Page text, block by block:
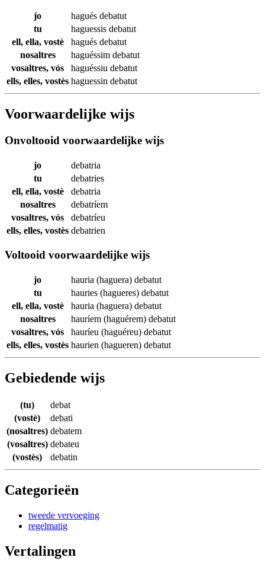
jo hagués debatut
tu
haguessis debatut
ell, ella, vostè
hagués debatut
nosaltres
haguéssim debatut
vosaltres, vós
haguéssiu debatut
ells, elles, vostès haguessin debatut
Voorwaardelijke wijs
Onvoltooid voorwaardelijke wijs
jo
debatria
tu
debatries
ell, ella, vostè
debatria
nosaltres
debatríem
vosaltres, vós
debatríeu
ells, elles, vostès debatrien
Voltooid voorwaardelijke wijs
jo hauria (haguera) debatut
tu
hauries (hagueres) debatut
ell, ella, vostè
hauria (haguera) debatut
nosaltres
hauríem (haguérem) debatut
vosaltres, vós
hauríeu (haguéreu) debatut
ells, elles, vostès haurien (hagueren) debatut
Gebiedende wijs
(tu)
debat
(vostè)
debati
(nosaltres) debatem
(vosaltres) debateu
(vostès)
debatin
Categorieën
tweede vervoeging
regelmatig
Vertalingen